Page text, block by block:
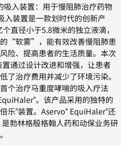
入装置：用于慢阻肺治疗药物
入装置是一款划时代的创新产
直径小于5.8微米的独立液滴，
“软雾”，能有效改善慢阻肺患
险、提高患者的生活质量。本次
置通过设计改进和增强，让患者
了治疗费用并减少了环境污染。
个治疗马重度哮喘的吸入疗法
®。该产品采用的独特的
乐®装置。Aservo® EquiHaler®还
勃林格殷格翰人药和动保业务研